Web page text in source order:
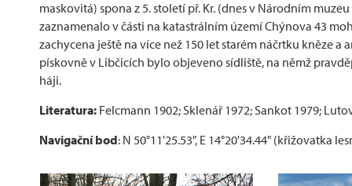
maskovitá) spona z 5. století př. Kr. (dnes v Národním
zaznamenalo v části na katastrálním území Chýnova 43
zachycena ještě na více než 150 let starém náčrtku kněze a
pískovně v Libčicích bylo objeveno sídliště, na němž
háji.
Literatura: Felcmann 1902; Sklenář 1972; Sankot 1979;
Navigační bod: N 50°11'25.53", E 14°20'34.44" (křižovatka